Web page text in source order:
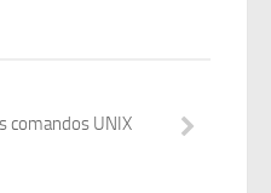
comandos UNIX